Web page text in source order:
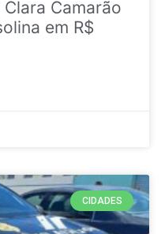
Camarão
em R$
CIDADES